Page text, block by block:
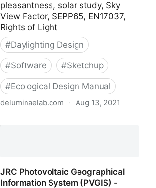
pleasantness, solar study, Sky
View Factor, SEPP65, EN17037,
Rights of Light
#Daylighting Design
#Software #Sketchup
#Ecological Design Manual
deluminaelab.com · Aug 13, 2021
JRC Photovoltaic Geographical
Information System (PVGIS) -